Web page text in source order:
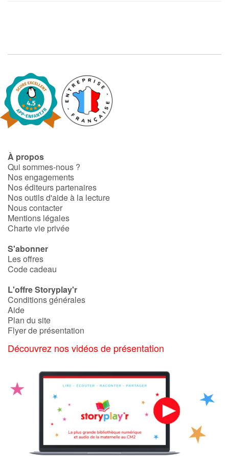
À propos
Qui sommes-nous ?
Nos engagements
Nos éditeurs partenaires
Nos outils d'aide à la lecture
Nous contacter
Mentions légales
Charte vie privée
S'abonner
Les offres
Code cadeau
L'offre Storyplay'r
Conditions générales
Aide
Plan du site
Flyer de présentation
Découvrez nos vidéos de présentation